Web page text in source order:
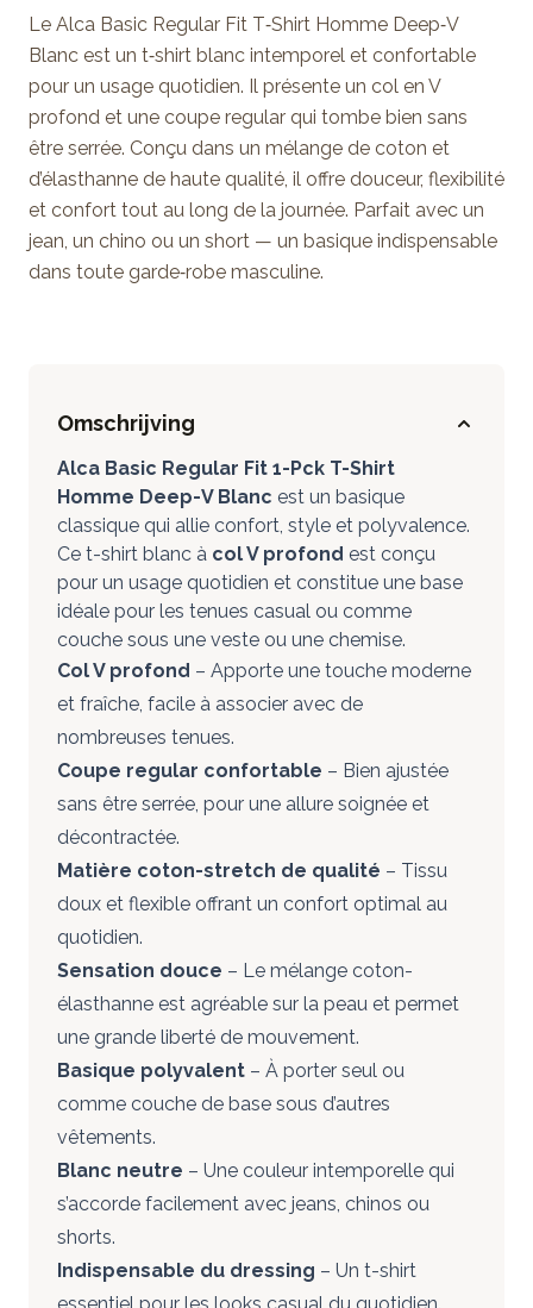
Le Alca Basic Regular Fit T‑Shirt Homme Deep‑V
Blanc est un t‑shirt blanc intemporel et confortable
pour un usage quotidien. Il présente un col en V
profond et une coupe regular qui tombe bien sans
être serrée. Conçu dans un mélange de coton et
d’élasthanne de haute qualité, il offre douceur, flexibilité
et confort tout au long de la journée. Parfait avec un
jean, un chino ou un short — un basique indispensable
dans toute garde‑robe masculine.
Omschrijving
Alca Basic Regular Fit 1-Pck T-Shirt
Homme Deep-V Blanc est un basique
classique qui allie confort, style et polyvalence.
Ce t-shirt blanc à col V profond est conçu
pour un usage quotidien et constitue une base
idéale pour les tenues casual ou comme
couche sous une veste ou une chemise.
Col V profond – Apporte une touche moderne
et fraîche, facile à associer avec de
nombreuses tenues.
Coupe regular confortable – Bien ajustée
sans être serrée, pour une allure soignée et
décontractée.
Matière coton-stretch de qualité – Tissu
doux et flexible offrant un confort optimal au
quotidien.
Sensation douce – Le mélange coton-
élasthanne est agréable sur la peau et permet
une grande liberté de mouvement.
Basique polyvalent – À porter seul ou
comme couche de base sous d’autres
vêtements.
Blanc neutre – Une couleur intemporelle qui
s’accorde facilement avec jeans, chinos ou
shorts.
Indispensable du dressing – Un t-shirt